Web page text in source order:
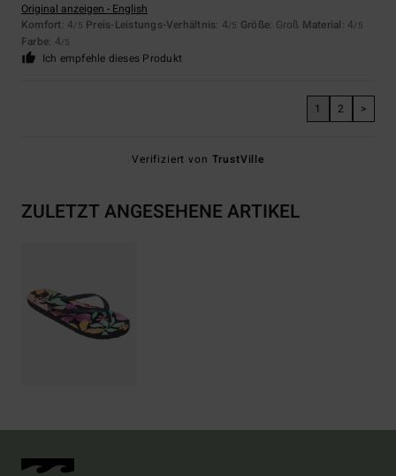
Original anzeigen - English
Komfort: 4/5 Preis-Leistungs-Verhältnis: 4/5 Größe: Groß Material: 4/5
Farbe: 4/5
Ich empfehle dieses Produkt
1 2 >
Verifiziert von TrustVille
ZULETZT ANGESEHENE ARTIKEL